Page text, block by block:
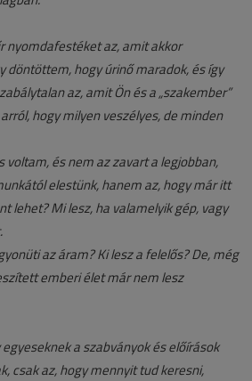
nyomdafestéket az, amit akkor
döntöttem, hogy úrinő maradok, és így
az, amit Ön és a „szakember”
hogy milyen veszélyes, de minden
és nem az zavart a legjobban,
elestünk, hanem az, hogy már itt
lehet? Mi lesz, ha valamelyik gép, vagy
az áram? Ki lesz a felelős? De, még
emberi élet már nem lesz
a szabványok és előírások
csak az, hogy mennyit tud keresni,